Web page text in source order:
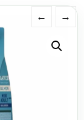
← →